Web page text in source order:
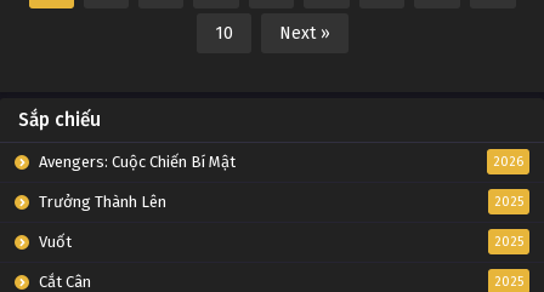
10 Next »
Sắp chiếu
Avengers: Cuộc Chiến Bí Mật 2026
Trưởng Thành Lên 2025
Vuốt 2025
Cắt Cân 2025